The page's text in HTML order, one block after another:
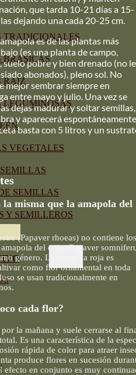
TRADICIONALES
BRASICAS
RAÍZ
LEGUMINOSAS
VEGETALES
SEMILLAS
Y SEMILLEROS
que tarda 10-21 días a 15-
dejando una cada 20-25 cm.
es de las plantas más
(es una planta de campo,
suelo pobre y bien drenado (no le
abonados), pleno sol. No
mejor sembrar siempre en
entre mayo y julio. Una vez se
dejas madurar y soltar semillas,
y aparecerá espontáneamente
basta con 5 litros y un
misma que la amapola del
(Papaver rhoeas) no contiene los
del opio (Papaver
género. La amapola roja es
como flor ornamental en toda
se usan tradicionalmente en
cada flor?
la mañana y suele cerrarse al
Es una característica de la
rápida de color para atraer
produce flores en sucesión
efecto en conjunto es muy